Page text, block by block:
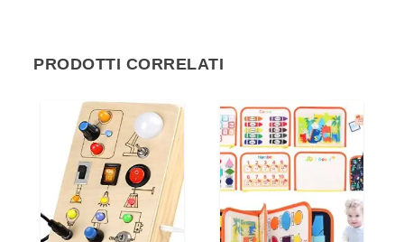
PRODOTTI CORRELATI